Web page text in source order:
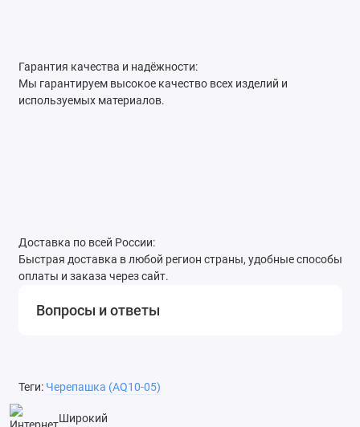
Гарантия качества и надёжности:
Мы гарантируем высокое качество всех изделий и
используемых материалов.
Доставка по всей России:
Быстрая доставка в любой регион страны, удобные способы
оплаты и заказа через сайт.
Вопросы и ответы
Теги: Черепашка (AQ10-05)
Широкий